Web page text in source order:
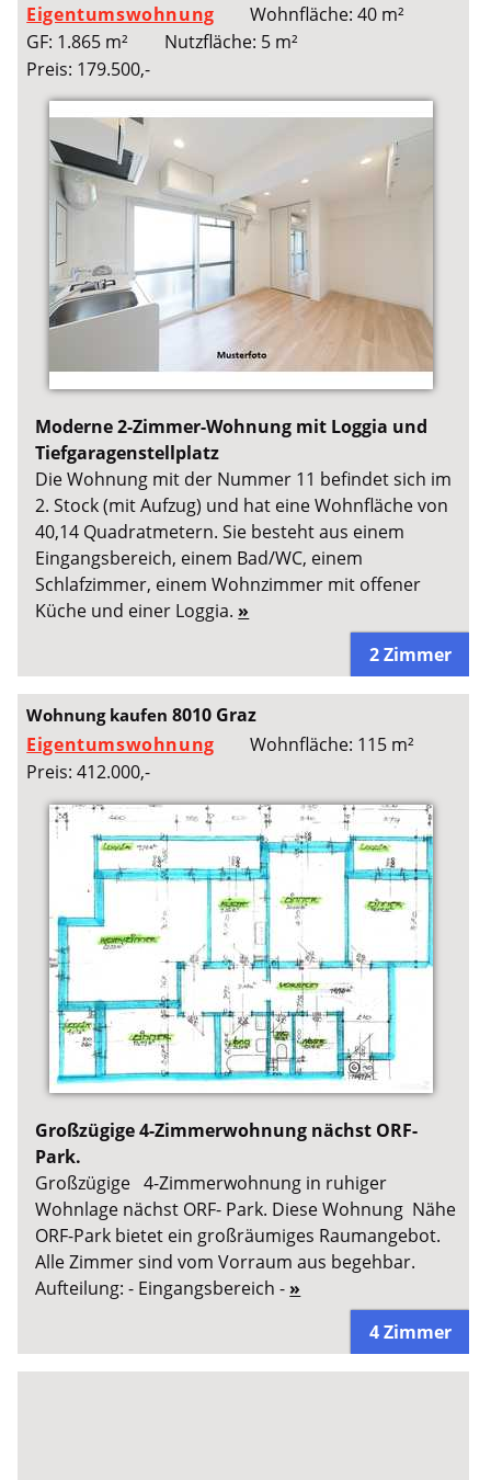
Eigentumswohnung
Wohnfläche: 40 m²
GF: 1.865 m²
Nutzfläche: 5 m²
Preis: 179.500,-
Moderne 2-Zimmer-Wohnung mit Loggia und
Tiefgaragenstellplatz
Die Wohnung mit der Nummer 11 befindet sich im
2. Stock (mit Aufzug) und hat eine Wohnfläche von
40,14 Quadratmetern. Sie besteht aus einem
Eingangsbereich, einem Bad/WC, einem
Schlafzimmer, einem Wohnzimmer mit offener
Küche und einer Loggia. »
2 Zimmer
Wohnung kaufen8010 Graz
Eigentumswohnung
Wohnfläche: 115 m²
Preis: 412.000,-
Großzügige 4-Zimmerwohnung nächst ORF-
Park.
Großzügige 4-Zimmerwohnung in ruhiger
Wohnlage nächst ORF- Park. Diese Wohnung Nähe
ORF-Park bietet ein großräumiges Raumangebot.
Alle Zimmer sind vom Vorraum aus begehbar.
Aufteilung: - Eingangsbereich - »
4 Zimmer